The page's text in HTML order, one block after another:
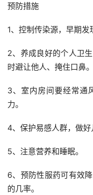
预防措施
1、控制传染源，早期发
2、养成良好的个人卫
时避让他人、掩住口鼻。
3、室内房间要经常通
力。
4、保护易感人群，做好
5、注意营养和睡眠。
6、预防性服药可有效
的几率。